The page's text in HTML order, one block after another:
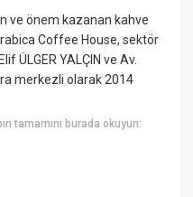
ve önem kazanan kahve
Coffee House, sektör
ÜLGER YALÇIN ve Av.
merkezli olarak 2014
tamamını burada okuyun: